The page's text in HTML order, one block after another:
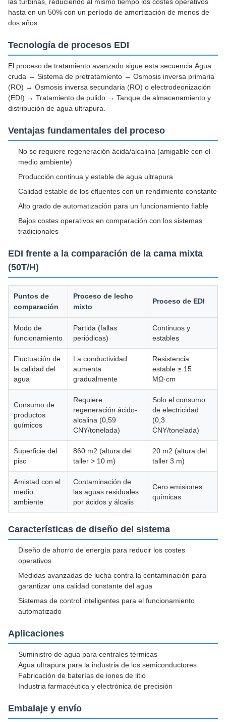
hasta en un 50% con un período de amortización de menos de
dos años.
Tecnología de procesos EDI
El proceso de tratamiento avanzado sigue esta secuencia:Agua
cruda → Sistema de pretratamiento → Osmosis inversa primaria
(RO) → Osmosis inversa secundaria (RO) o electrodeonización
(EDI) → Tratamiento de pulido → Tanque de almacenamiento y
distribución de agua ultrapura.
Ventajas fundamentales del proceso
No se requiere regeneración ácida/alcalina (amigable con el
medio ambiente)
Producción continua y estable de agua ultrapura
Calidad estable de los efluentes con un rendimiento constante
Alto grado de automatización para un funcionamiento fiable
Bajos costes operativos en comparación con los sistemas
tradicionales
EDI frente a la comparación de la cama mixta
(50T/H)
Puntos de
comparación
Proceso de lecho
mixto
Proceso de EDI
Modo de
funcionamiento
Partida (fallas
periódicas)
Continuos y
estables
Fluctuación de
la calidad del
agua
La conductividad
aumenta
gradualmente
Resistencia
estable ≥ 15
MΩ·cm
Consumo de
productos
químicos
Requiere
regeneración ácido-
alcalina (0,59
CNY/tonelada)
Solo el consumo
de electricidad
(0,3
CNY/tonelada)
Superficie del
piso
860 m2 (altura del
taller > 10 m)
20 m2 (altura del
taller 3 m)
Amistad con el
medio
ambiente
Contaminación de
las aguas residuales
por ácidos y álcalis
Cero emisiones
químicas
Características de diseño del sistema
Diseño de ahorro de energía para reducir los costes
operativos
Medidas avanzadas de lucha contra la contaminación para
garantizar una calidad constante del agua
Sistemas de control inteligentes para el funcionamiento
automatizado
Aplicaciones
Suministro de agua para centrales térmicas
Agua ultrapura para la industria de los semiconductores
Fabricación de baterías de iones de litio
Industria farmacéutica y electrónica de precisión
Embalaje y envío